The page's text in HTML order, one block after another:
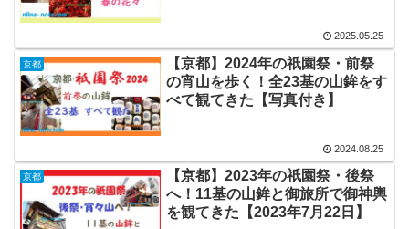
2025.05.25
京都
【京都】2024年の祇園祭・前祭
の宵山を歩く！全23基の山鉾をす
べて観てきた【写真付き】
2024.08.25
京都
【京都】2023年の祇園祭・後祭
へ！11基の山鉾と御旅所で御神輿
を観てきた【2023年7月22日】